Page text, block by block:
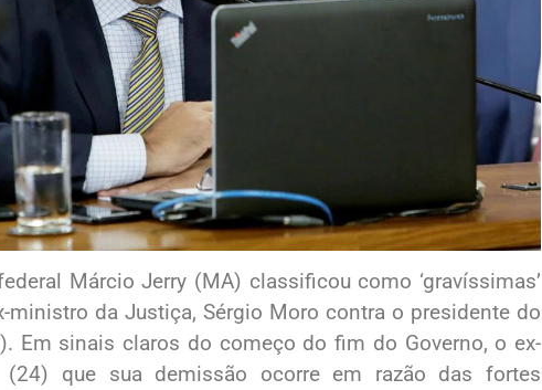
Márcio Jerry (MA) classificou como ‘gravíssimas’
ministro da Justiça, Sérgio Moro contra o presidente do
Em sinais claros do começo do fim do Governo, o ex-
(24) que sua demissão ocorre em razão das fortes